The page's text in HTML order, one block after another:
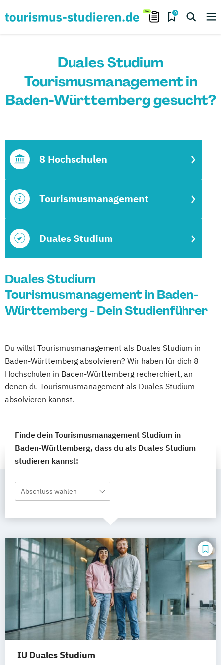
0
Duales Studium
Tourismusmanagement in
Baden-Württemberg gesucht?
Duales Studium
Tourismusmanagement
8 Hochschulen
Duales Studium
Tourismusmanagement in Baden-
Württemberg - Dein Studienführer
Du willst Tourismusmanagement als Duales Studium in
Baden-Württemberg absolvieren? Wir haben für dich 8
Hochschulen in Baden-Württemberg recherchiert, an
denen du Tourismusmanagement als Duales Studium
absolvieren kannst.
Finde dein Tourismusmanagement Studium in
Baden-Württemberg, dass du als Duales Studium
studieren kannst:
Abschluss wählen
IU Duales Studium